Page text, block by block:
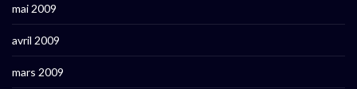
mai 2009
avril 2009
mars 2009